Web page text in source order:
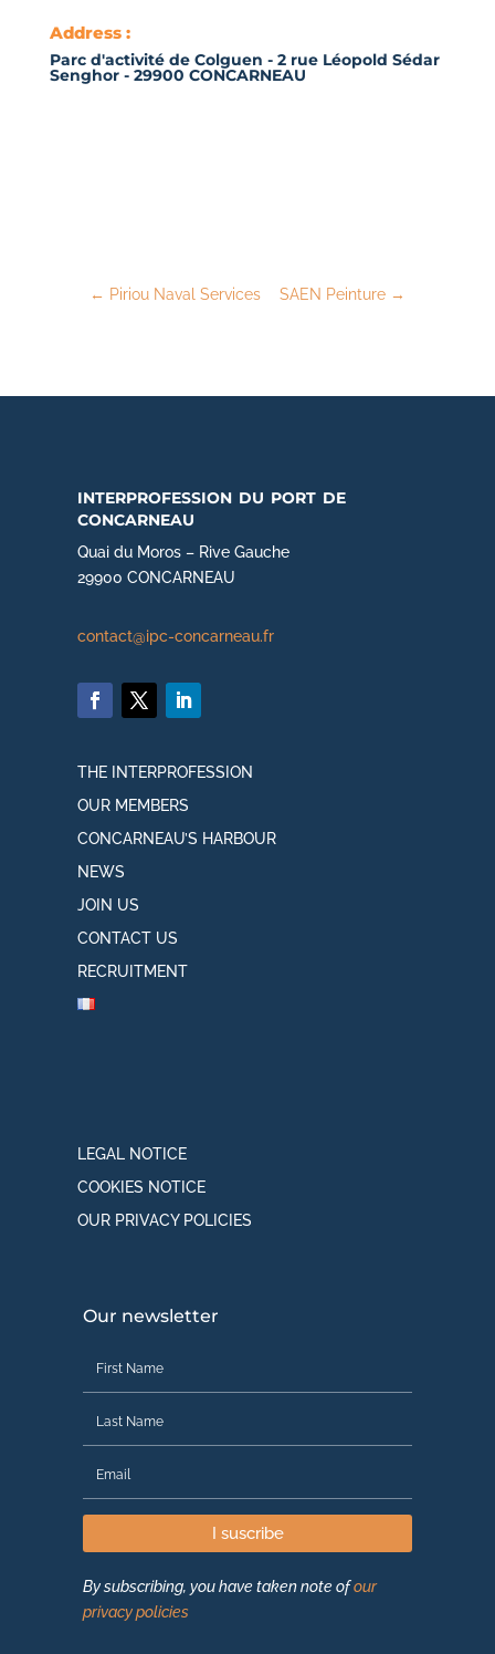
Address :
Parc d'activité de Colguen - 2 rue Léopold Sédar
Senghor - 29900 CONCARNEAU
← Piriou Naval Services SAEN Peinture →
interprofession du port de
concarneau
Quai du Moros – Rive Gauche
29900 CONCARNEAU
contact@ipc-concarneau.fr
THE INTERPROFESSION
OUR MEMBERS
CONCARNEAU’S HARBOUR
NEWS
JOIN US
CONTACT US
RECRUITMENT
LEGAL NOTICE
COOKIES NOTICE
OUR PRIVACY POLICIES
Our newsletter
I suscribe
By subscribing, you have taken note ofour
privacy policies